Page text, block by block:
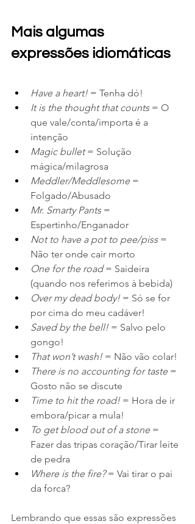
Mais algumas
expressões idiomáticas
Have a heart! = Tenha dó!
It is the thought that counts = O
que vale/conta/importa é a
intenção
Magic bullet = Solução
mágica/milagrosa
Meddler/Meddlesome =
Folgado/Abusado
Mr. Smarty Pants =
Espertinho/Enganador
Not to have a pot to pee/piss =
Não ter onde cair morto
One for the road = Saideira
(quando nos referimos à bebida)
Over my dead body! = Só se for
por cima do meu cadáver!
Saved by the bell! = Salvo pelo
gongo!
That won’t wash! = Não vão colar!
There is no accounting for taste =
Gosto não se discute
Time to hit the road! = Hora de ir
embora/picar a mula!
To get blood out of a stone =
Fazer das tripas coração/Tirar leite
de pedra
Where is the fire? = Vai tirar o pai
da forca?
Lembrando que essas são expressões